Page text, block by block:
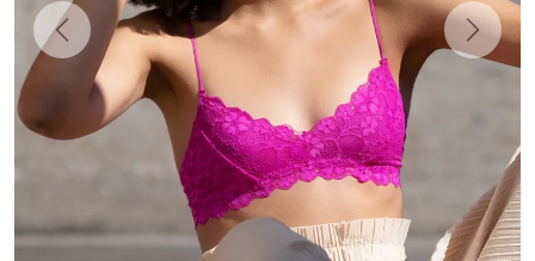
Previous Next